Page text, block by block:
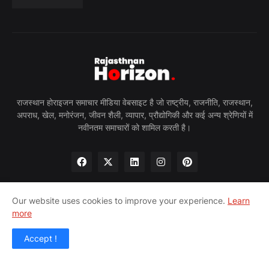
राजस्थान होराइजन समाचार मीडिया वेबसाइट है जो राष्ट्रीय, राजनीति, राजस्थान,
अपराध, खेल, मनोरंजन, जीवन शैली, व्यापार, प्रौद्योगिकी और कई अन्य श्रेणियों में
नवीनतम समाचारों को शामिल करती है।
होम
Our website uses cookies to improve your experience. Learn
more
Accept !